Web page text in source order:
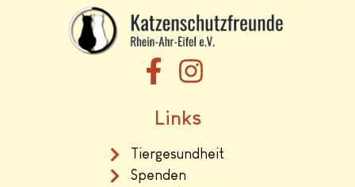
Links
Tiergesundheit
Spenden